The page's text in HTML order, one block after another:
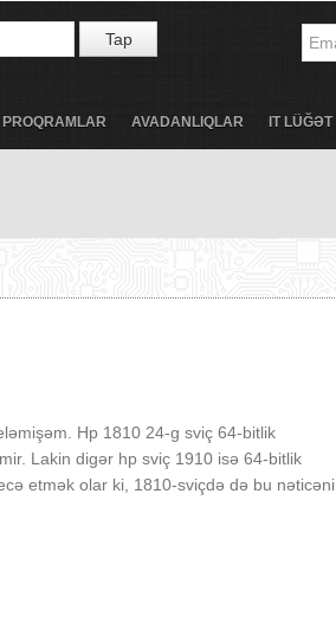
Tap
PROQRAMLAR AVADANLIQLAR IT LÜĞƏT
Hp 1810 24-g sviç 64-bitlik
Lakin digər hp sviç 1910 isə 64-bitlik
etmək olar ki, 1810-sviçdə də bu nəticəni